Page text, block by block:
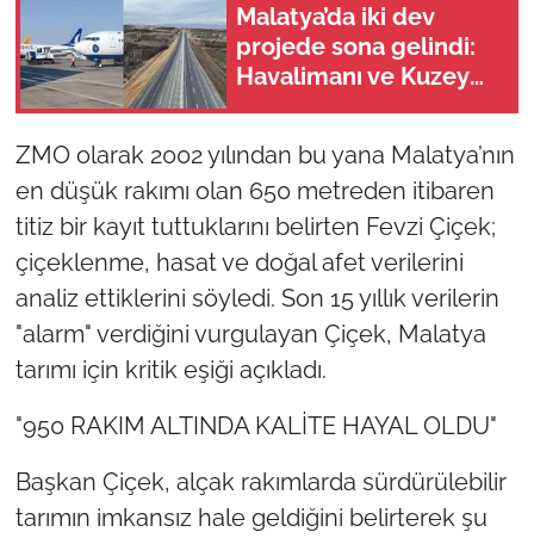
Malatya’da iki dev
projede sona gelindi:
Havalimanı ve Kuzey
Çevre Yolu için açılış
ZMO olarak 2002 yılından bu yana Malatya’nın
en düşük rakımı olan 650 metreden itibaren
titiz bir kayıt tuttuklarını belirten Fevzi Çiçek;
çiçeklenme, hasat ve doğal afet verilerini
analiz ettiklerini söyledi. Son 15 yıllık verilerin
"alarm" verdiğini vurgulayan Çiçek, Malatya
tarımı için kritik eşiği açıkladı.
"950 RAKIM ALTINDA KALİTE HAYAL OLDU"
Başkan Çiçek, alçak rakımlarda sürdürülebilir
tarımın imkansız hale geldiğini belirterek şu